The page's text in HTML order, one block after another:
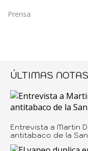
Prensa
ÚLTIMAS
Entrevista a Martin
antitabaco de la